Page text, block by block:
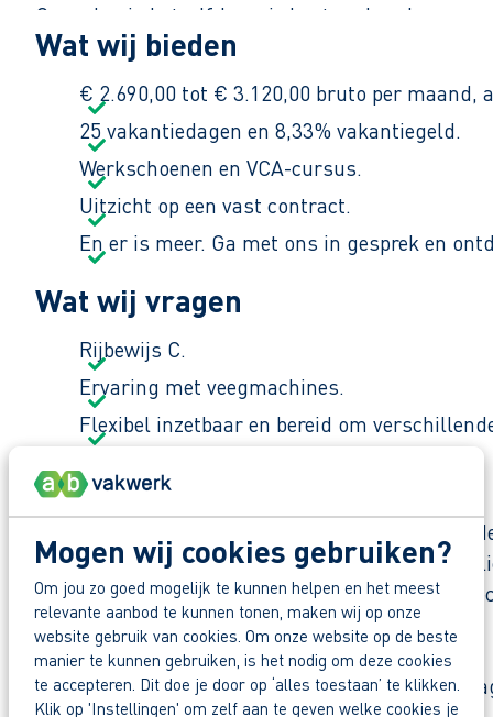
Mogen wij cookies gebruiken?
Om jou zo goed mogelijk te kunnen helpen en het meest
relevante aanbod te kunnen tonen, maken wij op onze
website gebruik van cookies. Om onze website op de beste
manier te kunnen gebruiken, is het nodig om deze cookies
te accepteren. Dit doe je door op ‘alles toestaan’ te klikken.
Klik op 'Instellingen' om zelf aan te geven welke cookies je
Geen dag is hetzelfde en je bent veel onderweg.
Wat wij bieden
€ 2.690,00 tot € 3.120,00 bruto per maand,
25 vakantiedagen en 8,33% vakantiegeld.
Werkschoenen en VCA-cursus.
Uitzicht op een vast contract.
En er is meer. Ga met ons in gesprek en
Wat wij vragen
Rijbewijs C.
Ervaring met veegmachines.
Flexibel inzetbaar en bereid om
Waar ga je aan het werk?
Je gaat aan de slag bij een dienstverlenende
gladheidbestrijding. Het bedrijf is een echt
collega’s om op terug te vallen. Hier voel ik me
Zo maak je werk van je toekomst
Reageer nu op deze vacature. Al binnen 1